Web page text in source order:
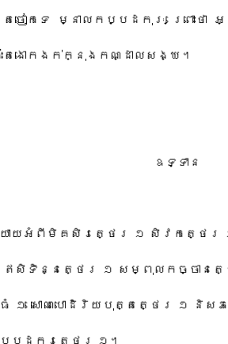
ចៀក​ទេ​ ​ម្នាល​ក​ប្ប​ដកុ​រៈ​ ​ព្រោះថា​
តែ​ងោក​ងក់​ក្នុង​កណ្ដាល​សង្ឃ​។​
​ឧទ្ទាន​
ាយ​អំពី​មិគ​សិរ​ត្ថេ​រ​ ​១​ ​សិវ​ក​ត្ថេ​រ​
ឥសិ​ទិ​ន្ន​ត្ថេ​រ​ ​១​ ​សម្ពុល​ក​ច្ចា​ន​ត្
១​ ​សោ​ណ​បោ​ដិ​រិយ​បុ​ត្ត​ត្ថេ​រ​ ​១​ ​និ​ស
ប​ដកុ​រត្ថេរ​ ​១​។​